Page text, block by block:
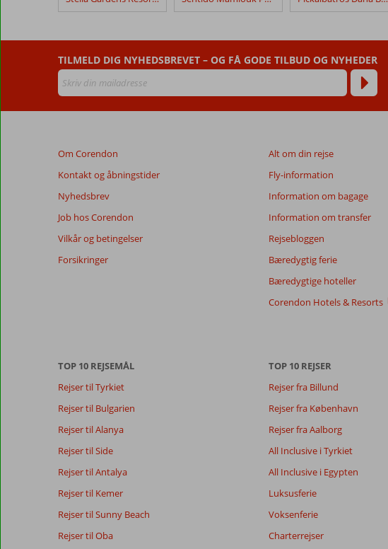
Golf
Anmeldelser,
der
er
ældre
end
vises
ikke
længere
for
sikre
relevansen
de
Totalscore
Baseret på:
26
9,5
Enestående
Maden
8,8
Børnevenlig 7,7
Wifi-kvalitet
8,5
Vores
gæsters
anmeldelser
TILMELD DIG NYHEDSBREVET – OG FÅ GODE TILBUD OG NYHEDER
Om Corendon
Kontakt og åbningstider
Nyhedsbrev
Job hos Corendon
Vilkår og betingelser
Forsikringer
Alt om din rejse
Fly-information
Information om bagage
Information om transfer
Rejsebloggen
Bæredygtig ferie
Bæredygtige hoteller
Corendon Hotels & Resorts
TOP 10 REJSEMÅL
Rejser til Tyrkiet
Rejser til Bulgarien
Rejser til Alanya
Rejser til Side
Rejser til Antalya
Rejser til Kemer
Rejser til Sunny Beach
Rejser til Oba
TOP 10 REJSER
Rejser fra Billund
Rejser fra København
Rejser fra Aalborg
All Inclusive i Tyrkiet
All Inclusive i Egypten
Luksusferie
Voksenferie
Charterrejser